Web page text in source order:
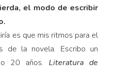
el modo de escribir
es que mis ritmos para el
de la novela. Escribo un
20 años. Literatura de